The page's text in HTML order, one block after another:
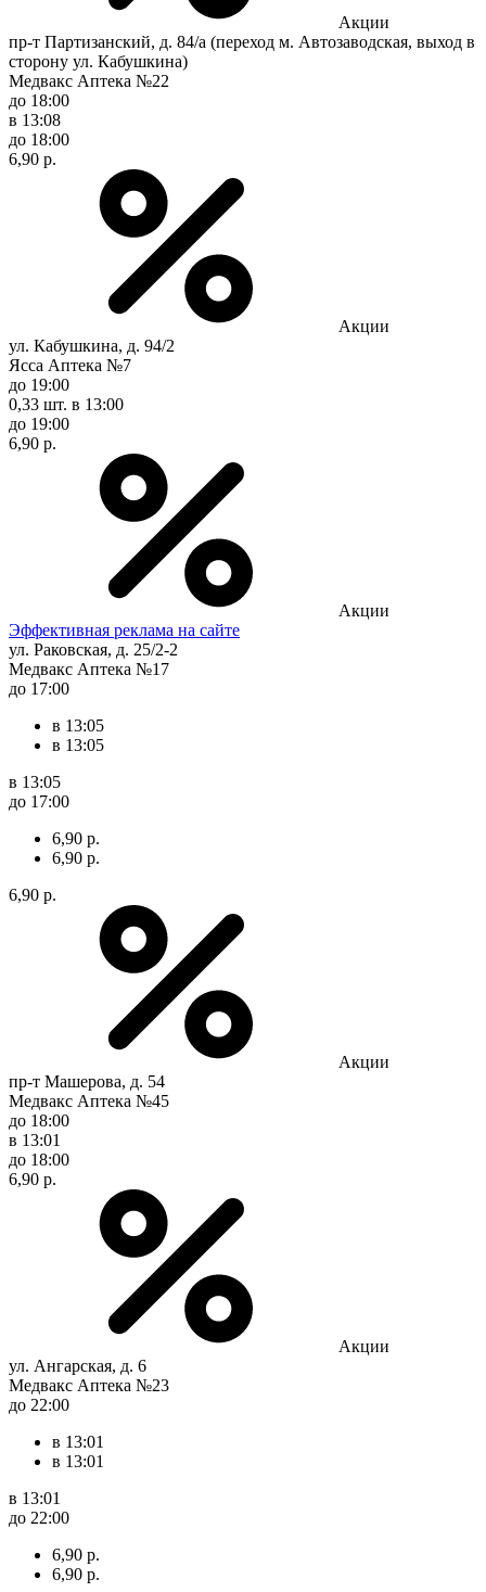
Акции
пр-т Партизанский, д. 84/а (переход м. Автозаводская, выход в
сторону ул. Кабушкина)
Медвакс Аптека №22
до 18:00
в 13:08
до 18:00
6,90 р.
Акции
ул. Кабушкина, д. 94/2
Ясса Аптека №7
до 19:00
0,33 шт. в 13:00
до 19:00
6,90 р.
Акции
Эффективная реклама на сайте
ул. Раковская, д. 25/2-2
Медвакс Аптека №17
до 17:00
в 13:05
в 13:05
в 13:05
до 17:00
6,90 р.
6,90 р.
6,90 р.
Акции
пр-т Машерова, д. 54
Медвакс Аптека №45
до 18:00
в 13:01
до 18:00
6,90 р.
Акции
ул. Ангарская, д. 6
Медвакс Аптека №23
до 22:00
в 13:01
в 13:01
в 13:01
до 22:00
6,90 р.
6,90 р.